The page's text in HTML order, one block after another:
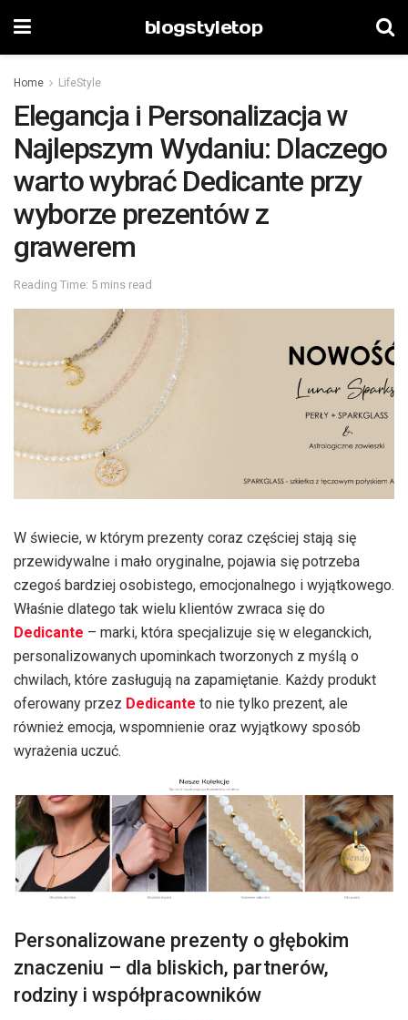
blogstyletop
Home LifeStyle
Elegancja i Personalizacja w
Najlepszym Wydaniu: Dlaczego
warto wybrać Dedicante przy
wyborze prezentów z
grawerem
Reading Time: 5 mins read
W świecie, w którym prezenty coraz częściej stają się
przewidywalne i mało oryginalne, pojawia się potrzeba
czegoś bardziej osobistego, emocjonalnego i wyjątkowego.
Właśnie dlatego tak wielu klientów zwraca się do
Dedicante – marki, która specjalizuje się w eleganckich,
personalizowanych upominkach tworzonych z myślą o
chwilach, które zasługują na zapamiętanie. Każdy produkt
oferowany przez Dedicante to nie tylko prezent, ale
również emocja, wspomnienie oraz wyjątkowy sposób
wyrażenia uczuć.
Personalizowane prezenty o głębokim
znaczeniu – dla bliskich, partnerów,
rodziny i współpracowników